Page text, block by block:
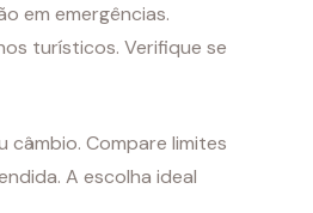
em emergências.
turísticos. Verifique se
câmbio. Compare limites
A escolha ideal